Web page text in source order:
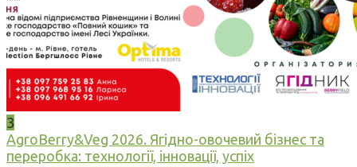
3
AgroBerry&Veg 2026. Ягідно-овочевий бізнес та
переробка: технології, інновації, успіх